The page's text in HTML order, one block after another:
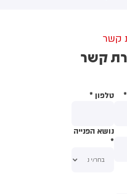
קשר
קשר
* טלפון *
נושא הפנייה
*